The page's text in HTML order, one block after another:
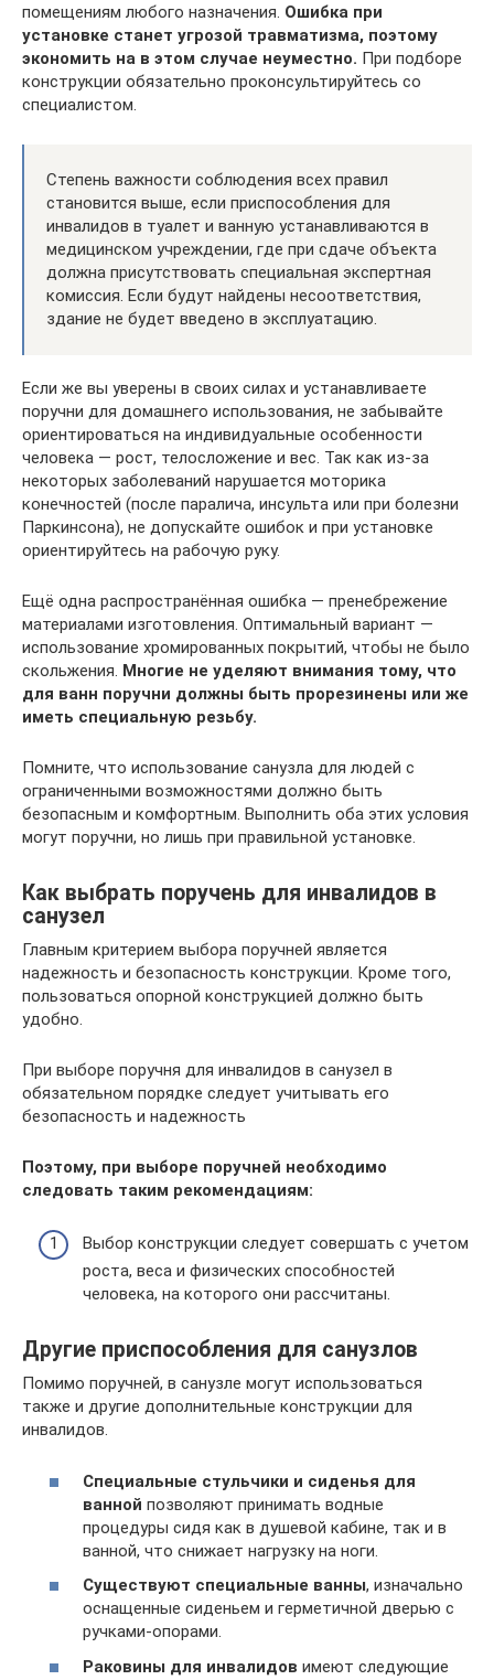
помещениям любого назначения. Ошибка при
установке станет угрозой травматизма, поэтому
экономить на в этом случае неуместно. При подборе
конструкции обязательно проконсультируйтесь со
специалистом.
Степень важности соблюдения всех правил
становится выше, если приспособления для
инвалидов в туалет и ванную устанавливаются в
медицинском учреждении, где при сдаче объекта
должна присутствовать специальная экспертная
комиссия. Если будут найдены несоответствия,
здание не будет введено в эксплуатацию.
Если же вы уверены в своих силах и устанавливаете
поручни для домашнего использования, не забывайте
ориентироваться на индивидуальные особенности
человека — рост, телосложение и вес. Так как из-за
некоторых заболеваний нарушается моторика
конечностей (после паралича, инсульта или при болезни
Паркинсона), не допускайте ошибок и при установке
ориентируйтесь на рабочую руку.
Ещё одна распространённая ошибка — пренебрежение
материалами изготовления. Оптимальный вариант —
использование хромированных покрытий, чтобы не было
скольжения. Многие не уделяют внимания тому, что
для ванн поручни должны быть прорезинены или же
иметь специальную резьбу.
Помните, что использование санузла для людей с
ограниченными возможностями должно быть
безопасным и комфортным. Выполнить оба этих условия
могут поручни, но лишь при правильной установке.
Как выбрать поручень для инвалидов в
санузел
Главным критерием выбора поручней является
надежность и безопасность конструкции. Кроме того,
пользоваться опорной конструкцией должно быть
удобно.
При выборе поручня для инвалидов в санузел в
обязательном порядке следует учитывать его
безопасность и надежность
Поэтому, при выборе поручней необходимо
следовать таким рекомендациям:
Выбор конструкции следует совершать с учетом
роста, веса и физических способностей
человека, на которого они рассчитаны.
Другие приспособления для санузлов
Помимо поручней, в санузле могут использоваться
также и другие дополнительные конструкции для
инвалидов.
Специальные стульчики и сиденья для
ванной позволяют принимать водные
процедуры сидя как в душевой кабине, так и в
ванной, что снижает нагрузку на ноги.
Существуют специальные ванны, изначально
оснащенные сиденьем и герметичной дверью с
ручками-опорами.
Раковины для инвалидов имеют следующие